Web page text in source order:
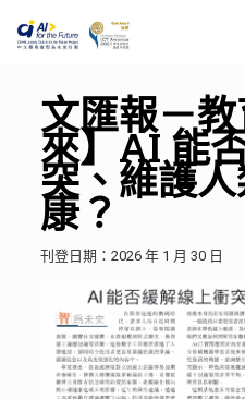
文匯報－
來】AI 能
突、維護
康？
刊登日期：2026 年 1 月 30 日